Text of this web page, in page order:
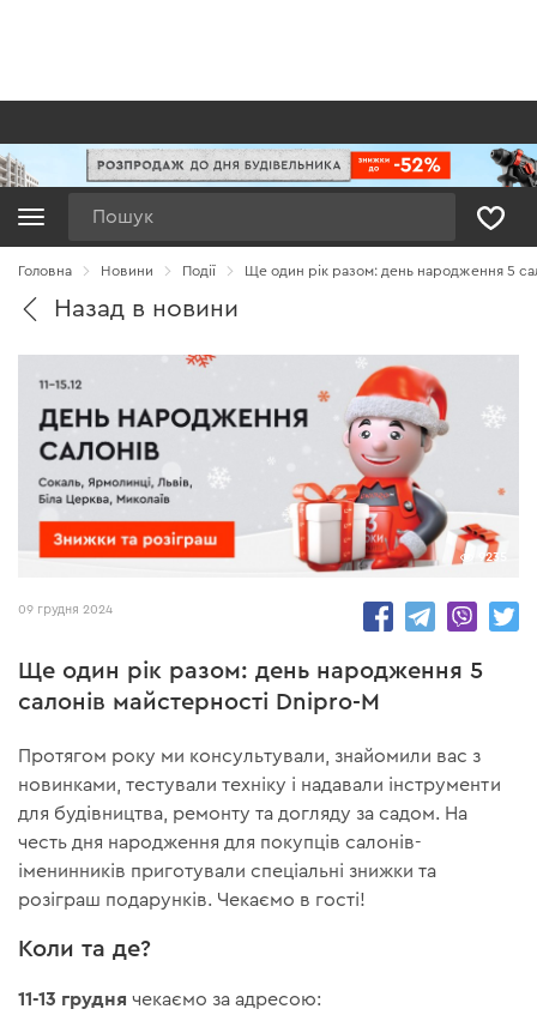
Головна Новини Події Ще один рік разом: день народження 5
Назад в новини
9235
09 грудня 2024
Ще один рік разом: день народження 5
салонів майстерності Dnipro-M
Протягом року ми консультували, знайомили вас з
новинками, тестували техніку і надавали інструменти
для будівництва, ремонту та догляду за садом. На
честь дня народження для покупців салонів-
іменинників приготували спеціальні знижки та
розіграш подарунків. Чекаємо в гості!
Коли та де?
11-13 груднячекаємо за адресою: